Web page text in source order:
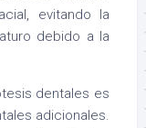
evitando la
debido a la
dentales es
adicionales.